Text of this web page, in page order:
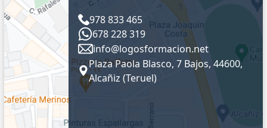
978 833 465
678 228 319
info@logosformacion.net
Plaza Paola Blasco, 7 Bajos, 44600,
Alcañiz (Teruel)